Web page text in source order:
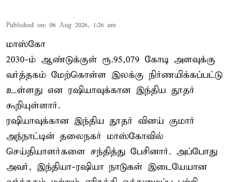
Published on: 06 Aug 2026, 1:26 am
மாஸ்கோ
2030-ம் ஆண்டுக்குள் ரூ.95,079 கோடி அளவுக்கு
வர்த்தகம் மேற்கொள்ள இலக்கு நிர்ணயிக்கப்பட்டு
உள்ளது என ரஷியாவுக்கான இந்திய தூதர்
கூறியுள்ளார்.
ரஷியாவுக்கான இந்திய தூதர் வினய் குமார்
அந்நாட்டின் தலைநகர் மாஸ்கோவில்
செய்தியாளர்களை சந்தித்து பேசினார். அப்போது
அவர், இந்தியா-ரஷியா நாடுகள் இடையேயான